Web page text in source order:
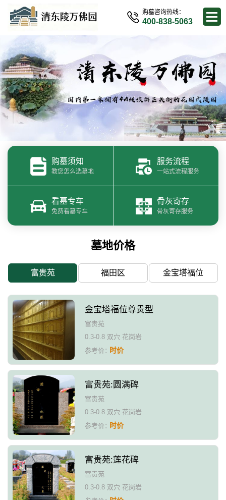
购墓咨询热线：
400-838-5063
购墓须知
教您怎么选墓地
服务流程
一站式流程服务
看墓专车
免费看墓专车
骨灰寄存
骨灰寄存服务
墓地价格
富贵苑 福田区 金宝塔福位
金宝塔福位尊贵型
富贵苑
0.3-0.8 双穴 花岗岩
参考价：时价
富贵苑:圆满碑
富贵苑
0.3-0.8 双穴 花岗岩
参考价：时价
富贵苑:莲花碑
富贵苑
0.3-0.8 双穴 花岗岩